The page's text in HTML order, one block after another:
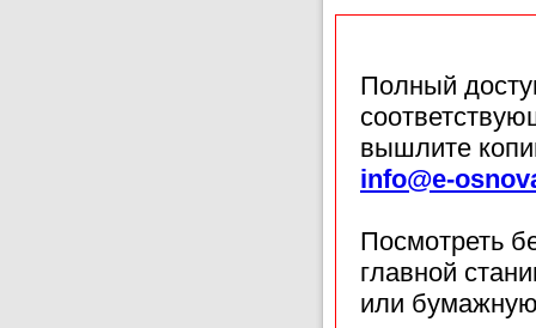
Полный
вышлите
info@e-
Посмотреть
главной
или